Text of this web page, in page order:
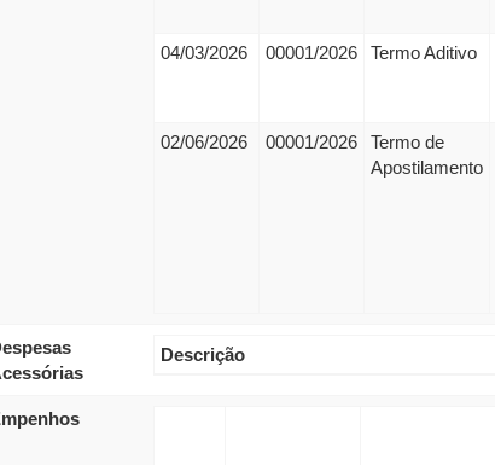
04/03/2026 00001/2026 Termo Aditivo
02/06/2026 00001/2026
Termo de
Apostilamento
Descrição